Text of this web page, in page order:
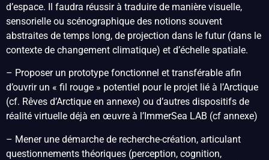
d’espace. Il faudra réussir à traduire de manière visuelle,
sensorielle ou scénographique des notions souvent
abstraites de temps long, de projection dans le futur (dans le
contexte de changement climatique) et d’échelle spatiale.
– Proposer un prototype fonctionnel et transférable afin
d’ouvrir un « fil rouge » potentiel pour le projet lié à l’Arctique
(cf. Rêves d’Arctique en annexe) ou d’autres dispositifs de
réalité virtuelle déjà en œuvre à l’ImmerSea LAB (cf annexe)
– Mener une démarche de recherche-création, articulant
questionnements théoriques (perception, cognition,